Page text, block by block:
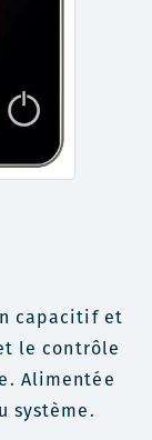
capacitif et
le contrôle
Alimentée
système.